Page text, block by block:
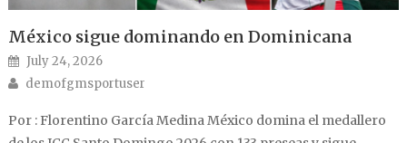
México sigue dominando en Dominicana
Posted on
July 24, 2026
Author
demofgmsportuser
Por : Florentino García Medina México domina el medallero